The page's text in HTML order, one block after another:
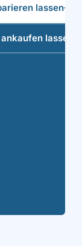
lassen→
lassen